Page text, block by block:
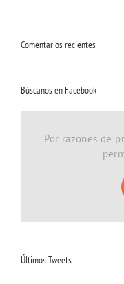
Comentarios recientes
Búscanos en Facebook
Por razones de
Últimos Tweets